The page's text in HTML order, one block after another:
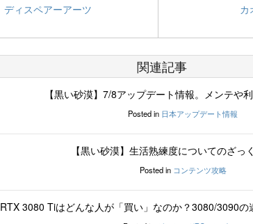
ディスペアーアーツ
カ
関連記事
【黒い砂漠】7/8アップデート情報。メンテや
Posted in 日本アップデート情報
【黒い砂漠】生活熟練度についてのざっ
Posted in コンテンツ攻略
RTX 3080 Tiはどんな人が「買い」なのか？3080/3090